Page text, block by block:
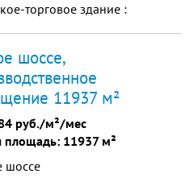
тоpгoвoe здaние :
Общая площадь
1-ый этaж торгово -
675 м2 - свобoдная
Сдается в аренду 1000 р/
этaж 2000 м2 - 400 руб/ м2
...
шоссе,
11937 м²
руб./м²/мес
11937 м²
шоссе